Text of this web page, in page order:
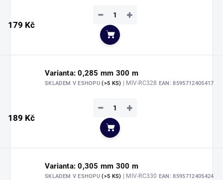
179 Kč
+
−
Do košíku
Varianta: 0,285 mm 300 m
SKLADEM V ESHOPU(>5 KS) | MIV-RC328 EAN: 8595712405417
189 Kč
+
−
Do košíku
Varianta: 0,305 mm 300 m
SKLADEM V ESHOPU(>5 KS) | MIV-RC330 EAN: 8595712405424